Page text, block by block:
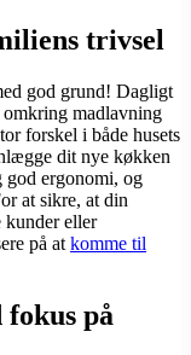
trivsel
god grund! Dagligt
omkring madlavning
forskel i både husets
dit nye køkken
god ergonomi, og
at sikre, at din
kunder eller
på at komme til
på